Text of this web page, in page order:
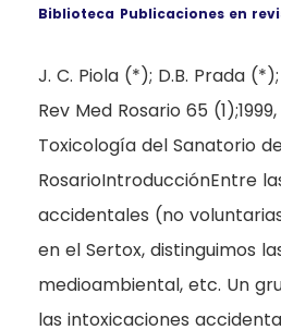
Biblioteca Publicaciones en
J. C. Piola (*); D.B. Prada
Rev Med Rosario 65
Toxicología del Sanatorio
RosarioIntroducciónEntre
accidentales (no
en el Sertox, distinguimos
medioambiental, etc. Un
las intoxicaciones